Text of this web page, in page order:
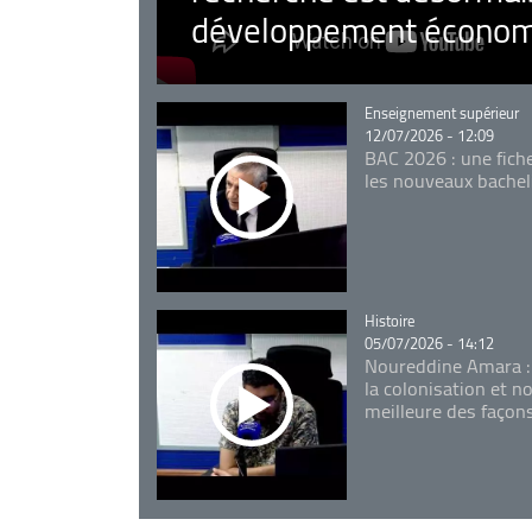
développement
Catégorie
Enseignement supérieur
12/07/2026 - 12:09
BAC 2026 : une
les nouveaux
Catégorie
Histoire
05/07/2026 - 14:12
Noureddine Amara
la colonisation et
meilleure des